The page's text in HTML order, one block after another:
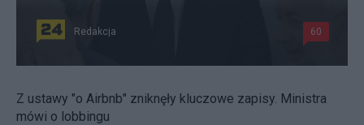
Redakcja 60
Z ustawy "o Airbnb" zniknęły kluczowe zapisy. Ministra
mówi o lobbingu